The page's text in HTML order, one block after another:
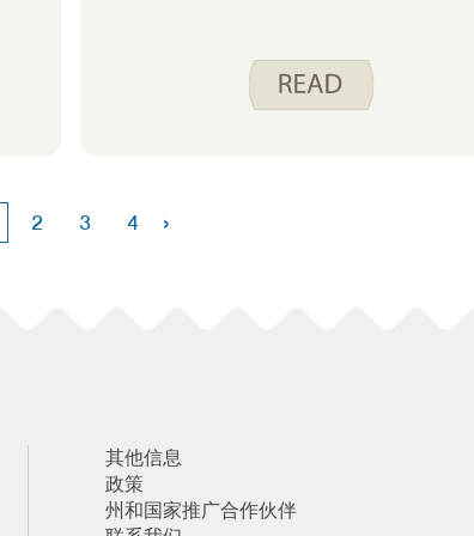
2 3 4 ›
其他信息
政策
州和国家推广合作伙伴